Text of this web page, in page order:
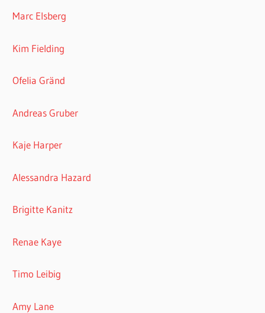
Marc Elsberg
Kim Fielding
Ofelia Gränd
Andreas Gruber
Kaje Harper
Alessandra Hazard
Brigitte Kanitz
Renae Kaye
Timo Leibig
Amy Lane